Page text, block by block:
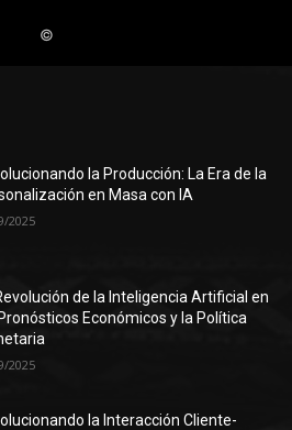
la Producción: La Era de la
en Masa con IA
2025
de la Inteligencia Artificial en
Económicos y la Política
2025
la Interacción Cliente-